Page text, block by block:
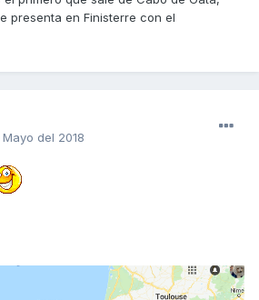
presenta en Finisterre con el
del 2018